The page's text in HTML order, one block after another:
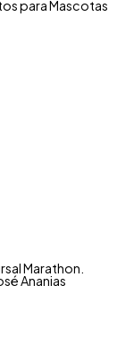
para Mascotas
Marathon.
Ananias